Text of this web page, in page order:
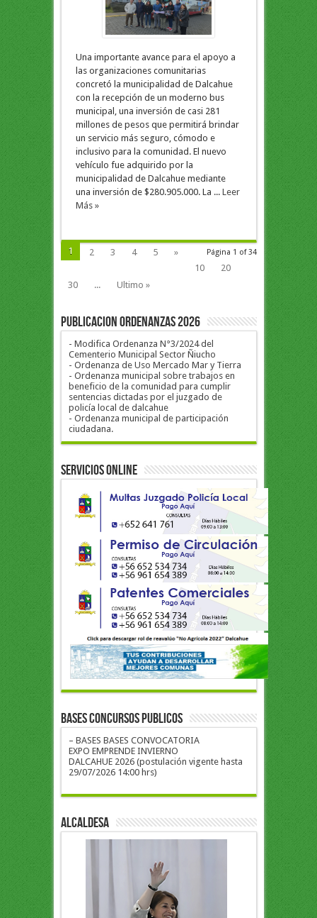
Una importante avance para el apoyo a
las organizaciones comunitarias
concretó la municipalidad de Dalcahue
con la recepción de un moderno bus
municipal, una inversión de casi 281
millones de pesos que permitirá brindar
un servicio más seguro, cómodo e
inclusivo para la comunidad. El nuevo
vehículo fue adquirido por la
municipalidad de Dalcahue mediante
una inversión de $280.905.000. La ... Leer
Más »
Página 1 of 34
1 2 3 4 5
»
10
20
30
... Ultimo »
PUBLICACION ORDENANZAS 2026
- Modifica Ordenanza N°3/2024 del
Cementerio Municipal Sector Ñiucho
- Ordenanza de Uso Mercado Mar y Tierra
- Ordenanza municipal sobre trabajos en
beneficio de la comunidad para cumplir
sentencias dictadas por el juzgado de
policía local de dalcahue
- Ordenanza municipal de participación
ciudadana.
Servicios Online
BASES CONCURSOS PUBLICOS
– BASES BASES CONVOCATORIA
EXPO EMPRENDE INVIERNO
DALCAHUE 2026 (postulación vigente hasta
29/07/2026 14:00 hrs)
ALCALDESA